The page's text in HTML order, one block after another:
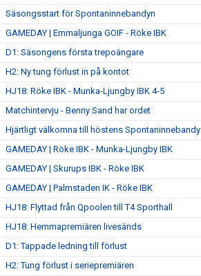
Säsongsstart för Spontaninnebandyn
GAMEDAY | Emmaljunga GOIF - Röke IBK
D1: Säsongens första trepoängare
H2: Ny tung förlust in på kontot
HJ18: Röke IBK - Munka-Ljungby IBK 4-5
Matchintervju - Benny Sand har ordet
Hjärtligt välkomna till höstens Spontaninnebandy
GAMEDAY | Röke IBK - Munka-Ljungby IBK
GAMEDAY | Skurups IBK - Röke IBK
GAMEDAY | Palmstaden IK - Röke IBK
HJ18: Flyttad från Qpoolen till T4 Sporthall
HJ18: Hemmapremiären livesänds
D1: Tappade ledning till förlust
H2: Tung förlust i seriepremiären